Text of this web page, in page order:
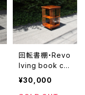
回転書棚・Revo
lving book ca
se
¥30,000